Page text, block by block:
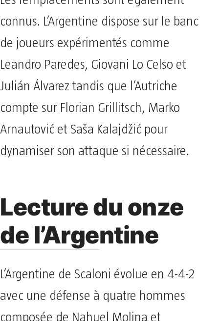
connus. L’Argentine dispose sur le banc
de joueurs expérimentés comme
Leandro Paredes, Giovani Lo Celso et
Julián Álvarez tandis que l’Autriche
compte sur Florian Grillitsch, Marko
Arnautović et Saša Kalajdžić pour
dynamiser son attaque si nécessaire.
Lecture du onze
de l’Argentine
L’Argentine de Scaloni évolue en 4-4-2
avec une défense à quatre hommes
composée de Nahuel Molina et